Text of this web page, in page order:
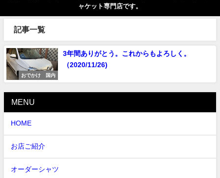
ャケット専門店です。
記事一覧
おでかけ 国内
3年間ありがとう。これからもよろしく。
（2020/11/26)
MENU
HOME
お店ご紹介
オーダーシャツ